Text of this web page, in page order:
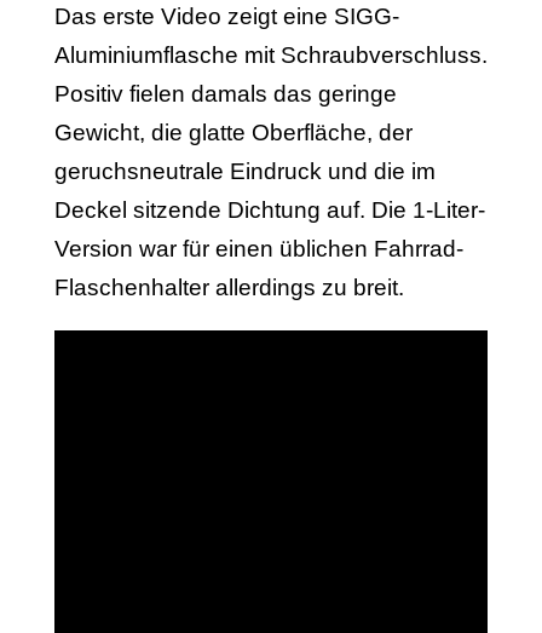
Das erste Video zeigt eine SIGG-
Aluminiumflasche mit Schraubverschluss.
Positiv fielen damals das geringe
Gewicht, die glatte Oberfläche, der
geruchsneutrale Eindruck und die im
Deckel sitzende Dichtung auf. Die 1-Liter-
Version war für einen üblichen Fahrrad-
Flaschenhalter allerdings zu breit.